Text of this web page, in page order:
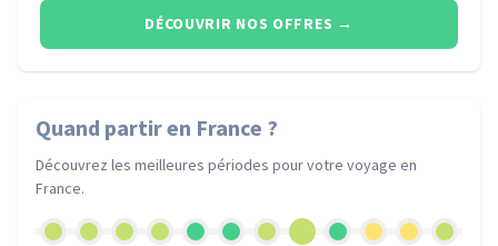
DÉCOUVRIR NOS OFFRES →
Quand partiren France ?
Découvrez les meilleures périodes pour votre voyage en
France.